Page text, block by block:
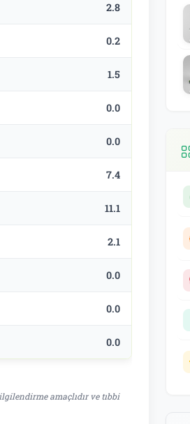
2.8
0.2
1.5
0.0
0.0
7.4
11.1
2.1
0.0
0.0
0.0
amaçlıdır ve tıbbi